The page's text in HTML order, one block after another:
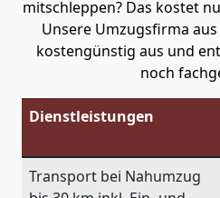
mitschleppen? Das kostet
Unsere Umzugsfirma
kostengünstig aus und
noch
Dienstleistungen
Transport bei Nahumzug